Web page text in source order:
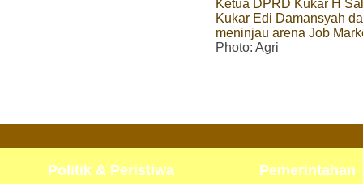
Ketua DPRD Kukar H
Kukar Edi Damansyah
meninjau arena Job
Photo: Agri
Politik & Peristiwa Pemerintahan